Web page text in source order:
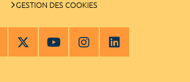
GESTION DES COOKIES